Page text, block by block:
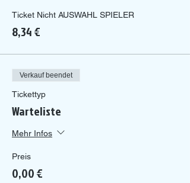
Ticket Nicht AUSWAHL SPIELER
8,34 €
Verkauf beendet
Tickettyp
Warteliste
Mehr Infos
Preis
0,00 €